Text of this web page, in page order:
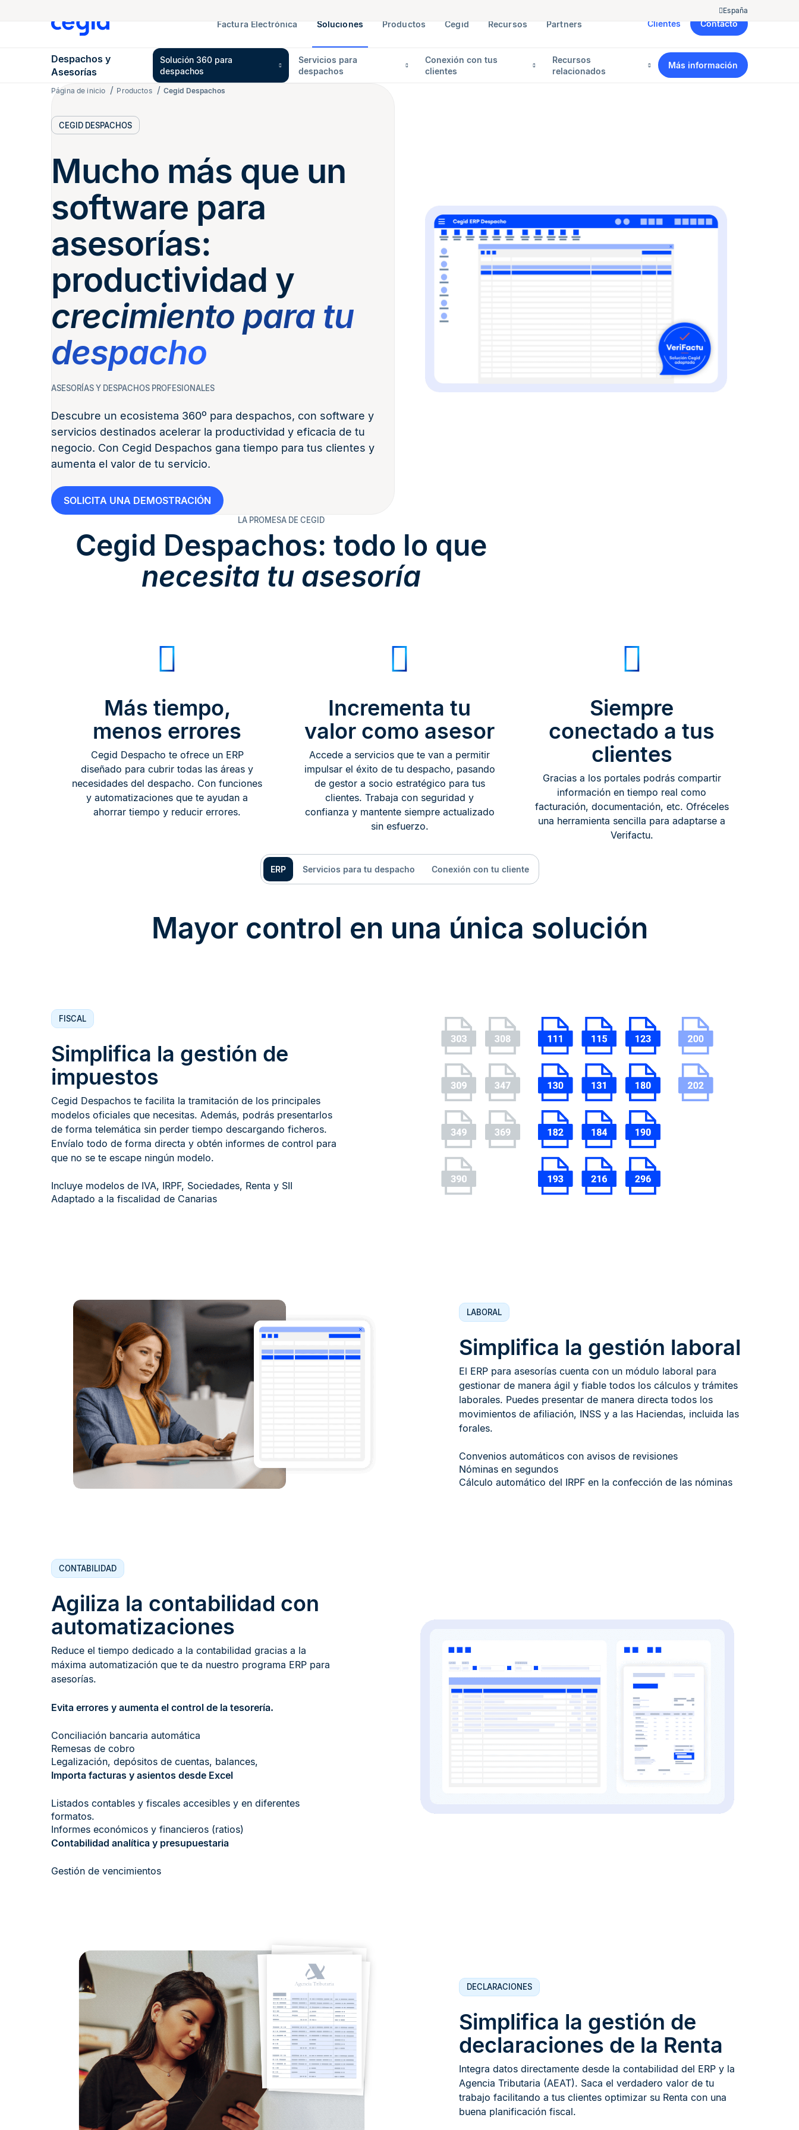
España
Factura Electrónica Soluciones Productos Cegid Recursos Partners Clientes Contacto
Despachos y
Asesorías
Solución 360 para
despachos
Servicios para
despachos
Conexión con tus
clientes
Recursos
relacionados
Más información
Página de inicio Productos Cegid Despachos
CEGID DESPACHOS
Mucho más que un
software para
asesorías:
productividad y
crecimiento para tu
despacho
ASESORÍAS Y DESPACHOS PROFESIONALES
Descubre un ecosistema 360º para despachos, con software y
servicios destinados acelerar la productividad y eficacia de tu
negocio. Con Cegid Despachos gana tiempo para tus clientes y
aumenta el valor de tu servicio.
SOLICITA UNA DEMOSTRACIÓN
LA PROMESA DE CEGID
​Cegid Despachos: todo lo que
necesita tu asesoría
Más tiempo,
menos errores
Cegid Despacho te ofrece un ERP
diseñado para cubrir todas las áreas y
necesidades del despacho. Con funciones
y automatizaciones que te ayudan a
ahorrar tiempo y reducir errores.
Incrementa tu
valor como asesor
Accede a servicios que te van a permitir
impulsar el éxito de tu despacho, pasando
de gestor a socio estratégico para tus
clientes. Trabaja con seguridad y
confianza y mantente siempre actualizado
sin esfuerzo.
Siempre
conectado a tus
clientes
Gracias a los portales podrás compartir
información en tiempo real como
facturación, documentación, etc. Ofréceles
una herramienta sencilla para adaptarse a
Verifactu.
ERP Servicios para tu despacho Conexión con tu cliente
Mayor control en una única solución
FISCAL
Simplifica la gestión de
impuestos​
Cegid Despachos te facilita la tramitación de los principales
modelos oficiales que necesitas. Además, podrás presentarlos
de forma telemática sin perder tiempo descargando ficheros.
Envíalo​ todo de forma directa y obtén informes de control para
que no se te escape ningún modelo.​
Incluye modelos de IVA, IRPF, Sociedades, Renta y SII​
Adaptado a la fiscalidad de Canarias
LABORAL
Simplifica la gestión laboral
El ERP para asesorías cuenta con un módulo laboral para
gestionar de manera ágil y fiable todos los cálculos y trámites
laborales. ​Puedes presentar de manera directa todos los
movimientos de afiliación, INSS y a las Haciendas, incluida las
forales.​
​Convenios automáticos con avisos de revisiones ​
Nóminas en segundos​
Cálculo automático del IRPF en la confección de las nóminas​
CONTABILIDAD
Agiliza la contabilidad con
automatizaciones ​
Reduce el tiempo dedicado a la contabilidad gracias a la
máxima automatización que te da nuestro programa ERP para
asesorías.
Evita errores y aumenta el control de la tesorería.​
Conciliación bancaria automática​
Remesas de cobro​
Legalización, depósitos de cuentas, balances,​
Importa facturas y asientos desde Excel​
Listados contables y fiscales accesibles y en diferentes
formatos.​
Informes económicos y financieros (ratios)​
Contabilidad analítica y presupuestaria​
Gestión de vencimientos
DECLARACIONES
Simplifica la gestión de
declaraciones de la Renta​
Integra datos directamente desde la contabilidad del ERP y la
Agencia Tributaria (AEAT). Saca el verdadero valor de tu
trabajo facilitando a tus clientes optimizar su Renta con una
buena planificación fiscal.​